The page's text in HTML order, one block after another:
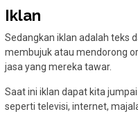
Iklan
Sedangkan iklan adalah teks
membujuk atau mendorong
jasa yang mereka tawar.
Saat ini iklan dapat kita
seperti televisi, internet,